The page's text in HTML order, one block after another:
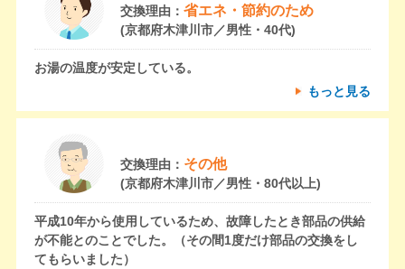
交換理由： 省エネ・節約のため
(京都府木津川市／男性・40代)
お湯の温度が安定している。
もっと見る
交換理由： その他
(京都府木津川市／男性・80代以上)
平成10年から使用しているため、故障したとき部品の供給
が不能とのことでした。（その間1度だけ部品の交換をし
てもらいました）